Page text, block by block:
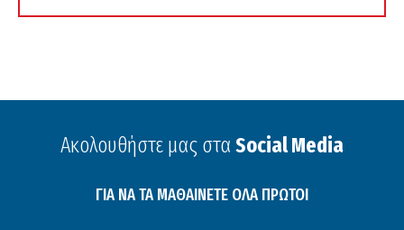
Ακολουθήστε μας στα Social Media
ΓΙΑ ΝΑ ΤΑ ΜΑΘΑΙΝΕΤΕ ΟΛΑ ΠΡΩΤΟΙ